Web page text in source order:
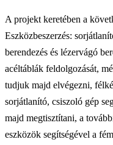
A projekt keretében a
Eszközbeszerzés:
berendezés és lézervágó
acéltáblák feldolgozását,
tudjuk majd elvégezni,
sorjátlanító, csiszoló gép
majd megtisztítani, a
eszközök segítségével a